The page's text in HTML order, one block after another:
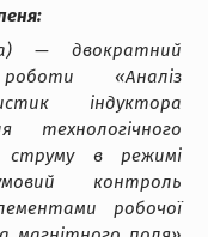
— двократний
«Аналіз
індуктора
технологічного
струму в режимі
контроль
робочої